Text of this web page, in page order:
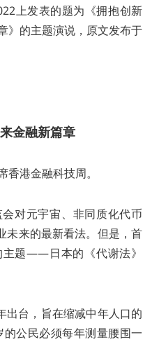
上发表的题为《拥抱创新
》的主题演说，原文发布于
金融新篇章
港金融科技周。
对元宇宙、非同质化代币
未来的最新看法。但是，首
题——日本的《代谢法》
出台，旨在缩减中年人口的
公民必须每年测量腰围一